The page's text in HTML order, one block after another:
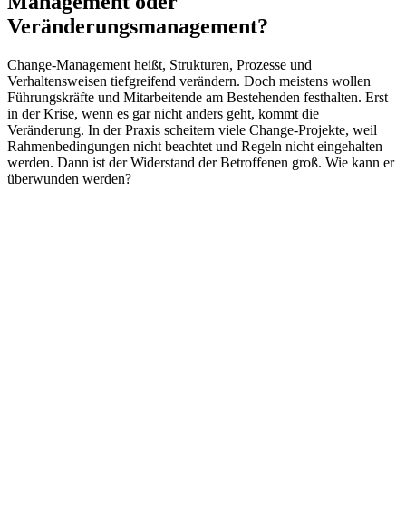
Veränderungsmanagement?
Change-Management heißt, Strukturen, Prozesse und
Verhaltensweisen tiefgreifend verändern. Doch meistens wollen
Führungskräfte und Mitarbeitende am Bestehenden festhalten. Erst
in der Krise, wenn es gar nicht anders geht, kommt die
Veränderung. In der Praxis scheitern viele Change-Projekte, weil
Rahmenbedingungen nicht beachtet und Regeln nicht eingehalten
werden. Dann ist der Widerstand der Betroffenen groß. Wie kann er
überwunden werden?